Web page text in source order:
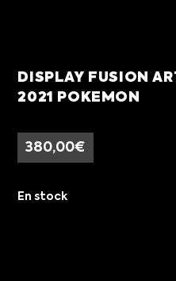
DISPLAY FUSION
2021 POKEMON
380,00€
En stock